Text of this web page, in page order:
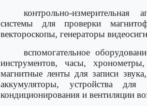
контрольно-
системы для проверки
вектороскопы, генераторы
вспомогательное
инструментов, часы,
магнитные ленты для записи
аккумуляторы, устройства
кондиционирования и вентиляции